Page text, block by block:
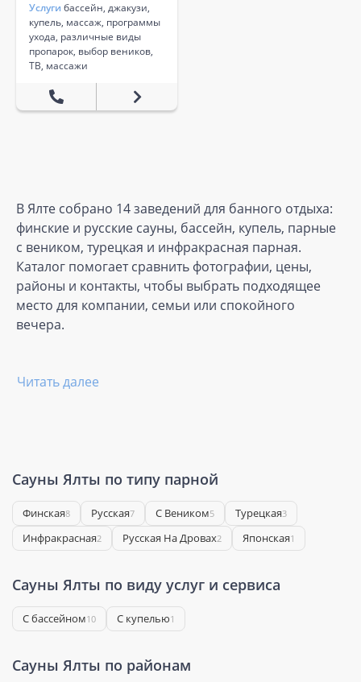
Услуги бассейн, джакузи,
купель, массаж, программы
ухода, различные виды
пропарок, выбор веников,
ТВ, массажи
В Ялте собрано 14 заведений для банного отдыха:
финские и русские сауны, бассейн, купель, парные
с веником, турецкая и инфракрасная парная.
Каталог помогает сравнить фотографии, цены,
районы и контакты, чтобы выбрать подходящее
место для компании, семьи или спокойного
вечера.
Читать далее
Сауны Ялты по типу парной
Финская8 Русская7 С Веником5 Турецкая3
Инфракрасная2 Русская На Дровах2 Японская1
Сауны Ялты по виду услуг и сервиса
С бассейном10 С купелью1
Сауны Ялты по районам